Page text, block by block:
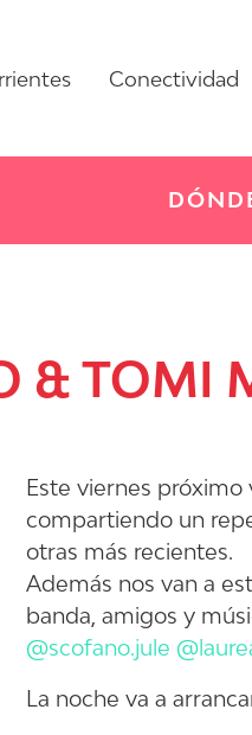
Conectividad
& TOMI
Este viernes
compartiendo un
otras más recientes.
Además nos van a
banda, amigos y
@scofano.jule
La noche va a